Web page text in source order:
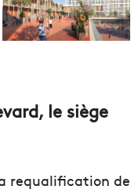
le siège
requalification de